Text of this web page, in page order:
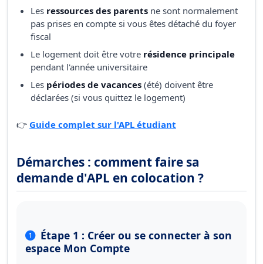
Les ressources des parents ne sont normalement
pas prises en compte si vous êtes détaché du foyer
fiscal
Le logement doit être votre résidence principale
pendant l'année universitaire
Les périodes de vacances (été) doivent être
déclarées (si vous quittez le logement)
👉 Guide complet sur l'APL étudiant
Démarches : comment faire sa
demande d'APL en colocation ?
Étape 1 : Créer ou se connecter à son
espace Mon Compte